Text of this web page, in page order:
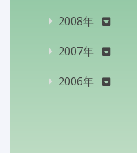
2008年
2007年
2006年